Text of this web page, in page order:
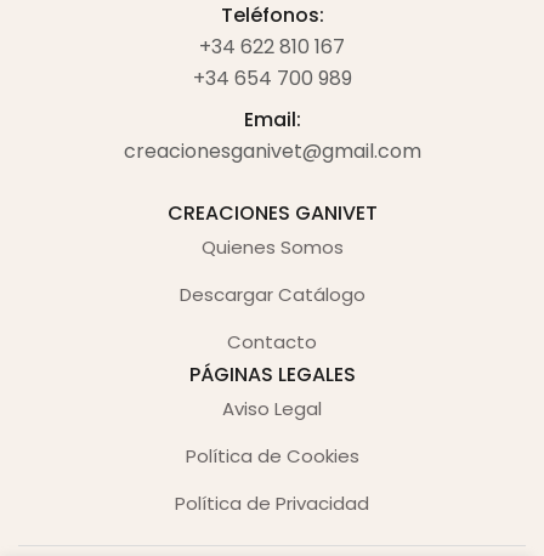
Teléfonos:
+34 622 810 167
+34 654 700 989
Email:
creacionesganivet@gmail.com
CREACIONES GANIVET
Quienes Somos
Descargar Catálogo
Contacto
PÁGINAS LEGALES
Aviso Legal
Política de Cookies
Política de Privacidad